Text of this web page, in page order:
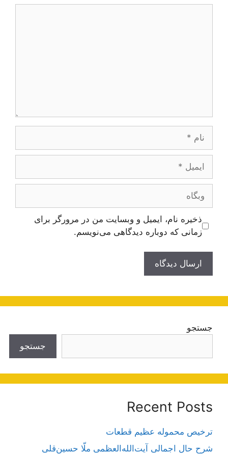
ایمیل
وبگاه
ذخیره نام، ایمیل و وبسایت من در مرورگر برای
زمانی که دوباره دیدگاهی می‌نویسم.
جستجو
جستجو
Recent Posts
ترخیص محموله عظیم قطعات
شرح حال اجمالی آیت‌الله‌العظمی ملّا حسین‌قلی